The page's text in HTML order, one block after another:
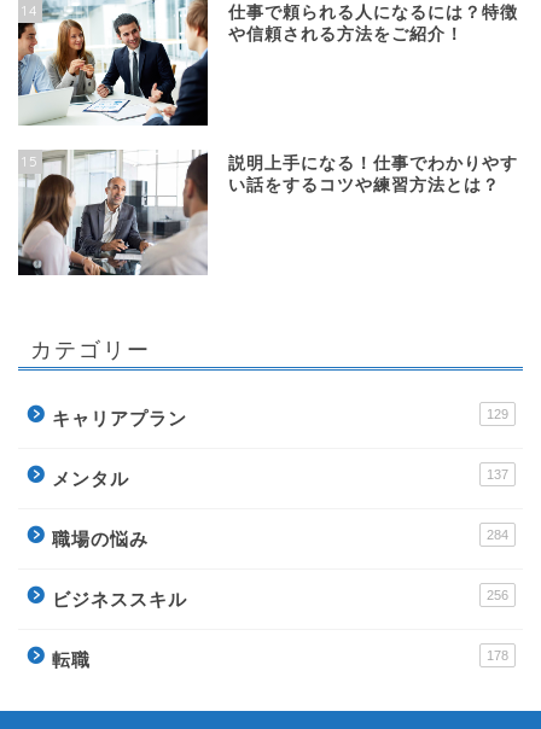
14
仕事で頼られる人になるには？特徴
や信頼される方法をご紹介！
15
説明上手になる！仕事でわかりやす
い話をするコツや練習方法とは？
カテゴリー
キャリアプラン 129
メンタル 137
職場の悩み 284
ビジネススキル 256
転職 178